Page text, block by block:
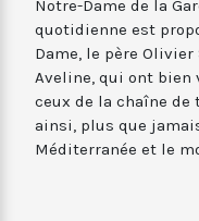
Notre-Dame de la
quotidienne est
Dame, le père Olivier
Aveline, qui ont bien
ceux de la chaîne de
ainsi, plus que
Méditerranée et le